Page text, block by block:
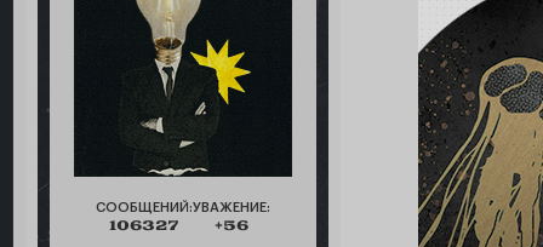
СООБЩЕНИЙ:
106327
УВАЖЕНИЕ:
+56